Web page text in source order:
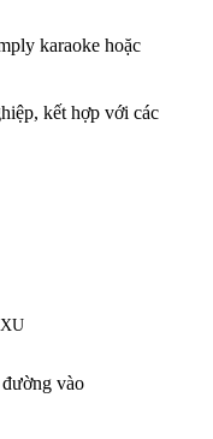
karaoke hoặc
kết hợp với các
vào